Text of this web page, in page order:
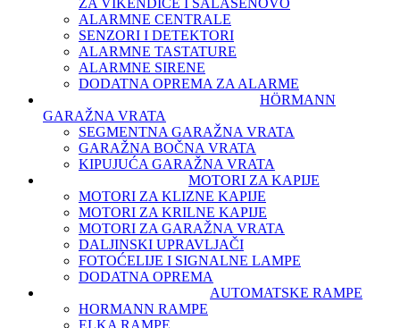
ZA VIKENDICE I SALAŠENOVO
ALARMNE CENTRALE
SENZORI I DETEKTORI
ALARMNE TASTATURE
ALARMNE SIRENE
DODATNA OPREMA ZA ALARME
HÖRMANN
GARAŽNA VRATA
SEGMENTNA GARAŽNA VRATA
GARAŽNA BOČNA VRATA
KIPUJUĆA GARAŽNA VRATA
MOTORI ZA KAPIJE
MOTORI ZA KLIZNE KAPIJE
MOTORI ZA KRILNE KAPIJE
MOTORI ZA GARAŽNA VRATA
DALJINSKI UPRAVLJAČI
FOTOĆELIJE I SIGNALNE LAMPE
DODATNA OPREMA
AUTOMATSKE RAMPE
HORMANN RAMPE
ELKA RAMPE